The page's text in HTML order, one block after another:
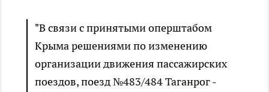
"В связи с принятыми оперштабом
Крыма решениями по изменению
организации движения пассажирских
поездов, поезд №483/484 Таганрог -